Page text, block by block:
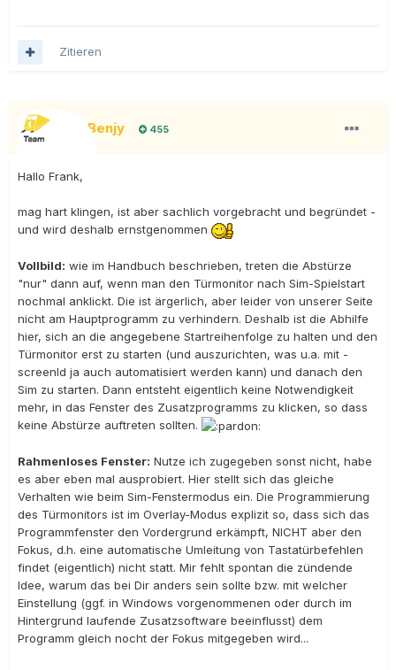
Zitieren
BigBenjy 455
Hallo Frank,
mag hart klingen, ist aber sachlich vorgebracht und begründet -
und wird deshalb ernstgenommen
Vollbild: wie im Handbuch beschrieben, treten die Abstürze
"nur" dann auf, wenn man den Türmonitor nach Sim-Spielstart
nochmal anklickt. Die ist ärgerlich, aber leider von unserer Seite
nicht am Hauptprogramm zu verhindern. Deshalb ist die Abhilfe
hier, sich an die angegebene Startreihenfolge zu halten und den
Türmonitor erst zu starten (und auszurichten, was u.a. mit -
screenId ja auch automatisiert werden kann) und danach den
Sim zu starten. Dann entsteht eigentlich keine Notwendigkeit
mehr, in das Fenster des Zusatzprogramms zu klicken, so dass
keine Abstürze auftreten sollten.
Rahmenloses Fenster: Nutze ich zugegeben sonst nicht, habe
es aber eben mal ausprobiert. Hier stellt sich das gleiche
Verhalten wie beim Sim-Fenstermodus ein. Die Programmierung
des Türmonitors ist im Overlay-Modus explizit so, dass sich das
Programmfenster den Vordergrund erkämpft, NICHT aber den
Fokus, d.h. eine automatische Umleitung von Tastatürbefehlen
findet (eigentlich) nicht statt. Mir fehlt spontan die zündende
Idee, warum das bei Dir anders sein sollte bzw. mit welcher
Einstellung (ggf. in Windows vorgenommenen oder durch im
Hintergrund laufende Zusatzsoftware beeinflusst) dem
Programm gleich nocht der Fokus mitgegeben wird...